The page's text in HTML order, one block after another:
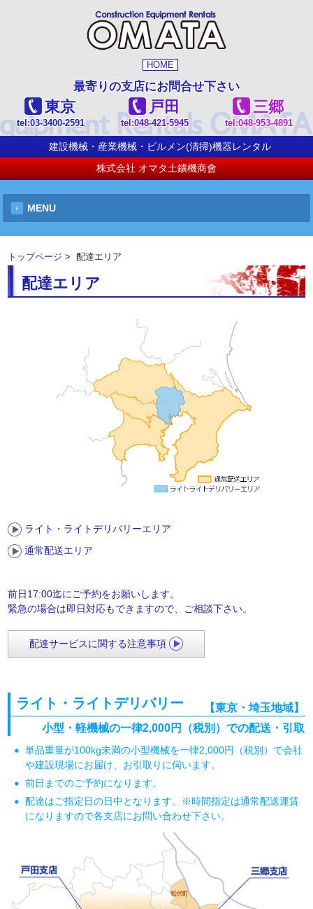
HOME
最寄りの支店にお問合せ下さい
東京
tel:03-3400-2591
戸田
tel:048-421-5945
三郷
tel:048-953-4891
建設機械・産業機械・ビルメン(清掃)機器レンタル
株式会社 オマタ土鑛機商會
MENU
トップページ > 配達エリア
配達エリア
ライト・ライトデリバリーエリア
通常配送エリア
前日17:00迄にご予約をお願いします。
緊急の場合は即日対応もできますので、ご相談下さい。
配達サービスに関する注意事項
ライト・ライトデリバリー
【東京・埼玉地域】
小型・軽機械の一律2,000円（税別）での配送・引取
単品重量が100kg未満の小型機械を一律2,000円（税別）で会社
や建設現場にお届け、お引取りに伺います。
前日までのご予約になります。
配達はご指定日の日中となります。※時間指定は通常配送運賃
になりますので各支店にお問い合わせ下さい。